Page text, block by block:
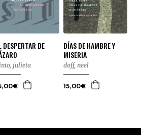
DESPERTAR DE
julieta
DÍAS DE HAMBRE Y
MISERIA
doff, neel
15,00€